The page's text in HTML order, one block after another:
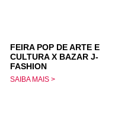
FEIRA POP DE ARTE E
CULTURA X BAZAR J-
FASHION
SAIBA MAIS >